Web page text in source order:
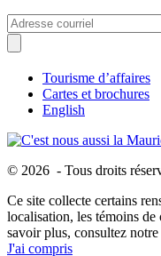
Tourisme d’affaires
Cartes et brochures
English
© 2026 - Tous droits
Ce site collecte certains
localisation, les témoins
savoir plus, consultez notre
J'ai compris